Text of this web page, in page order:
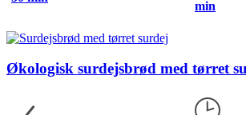
min
Økologisk surdejsbrød med tørret